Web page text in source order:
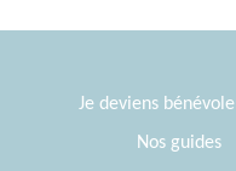
Je deviens bénévole
Nos guides